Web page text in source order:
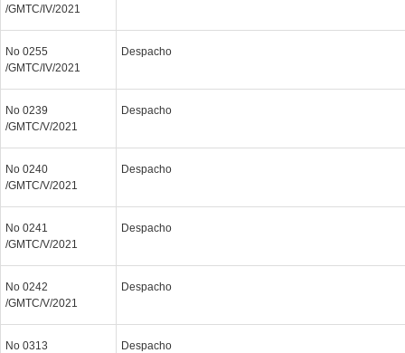
/GMTC/IV/2021
No 0255
/GMTC/IV/2021
Despacho
No 0239
/GMTC/V/2021
Despacho
No 0240
/GMTC/V/2021
Despacho
No 0241
/GMTC/V/2021
Despacho
No 0242
/GMTC/V/2021
Despacho
No 0313
Despacho